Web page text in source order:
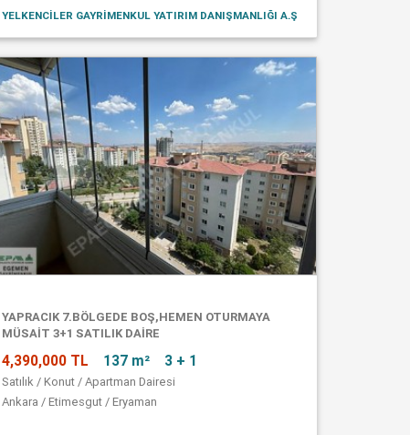
YELKENCİLER GAYRİMENKUL YATIRIM DANIŞMANLIĞI A.Ş
YAPRACIK 7.BÖLGEDE BOŞ,HEMEN OTURMAYA
MÜSAİT 3+1 SATILIK DAİRE
4,390,000 TL 137 m² 3 + 1
Satılık / Konut / Apartman Dairesi
Ankara / Etimesgut / Eryaman